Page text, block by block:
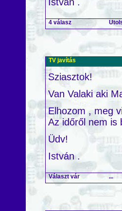
4 válasz
TV javítás
Sziasztok!
Van Valaki aki
Elhozom , meg
Az időről nem is
Üdv!
István .
Választ vár ...